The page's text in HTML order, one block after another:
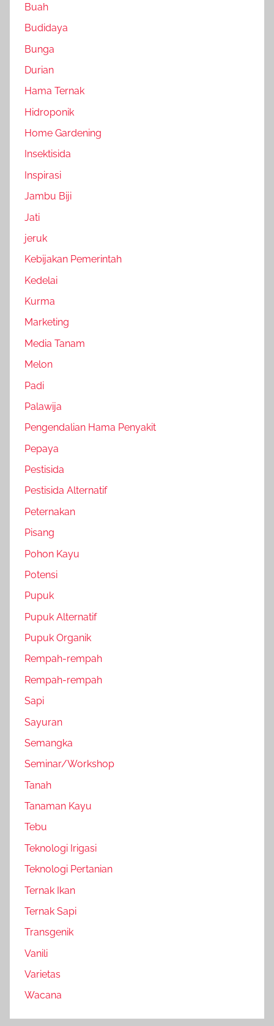
Buah
Budidaya
Bunga
Durian
Hama Ternak
Hidroponik
Home Gardening
Insektisida
Inspirasi
Jambu Biji
Jati
jeruk
Kebijakan Pemerintah
Kedelai
Kurma
Marketing
Media Tanam
Melon
Padi
Palawija
Pengendalian Hama Penyakit
Pepaya
Pestisida
Pestisida Alternatif
Peternakan
Pisang
Pohon Kayu
Potensi
Pupuk
Pupuk Alternatif
Pupuk Organik
Rempah-rempah
Rempah-rempah
Sapi
Sayuran
Semangka
Seminar/Workshop
Tanah
Tanaman Kayu
Tebu
Teknologi Irigasi
Teknologi Pertanian
Ternak Ikan
Ternak Sapi
Transgenik
Vanili
Varietas
Wacana